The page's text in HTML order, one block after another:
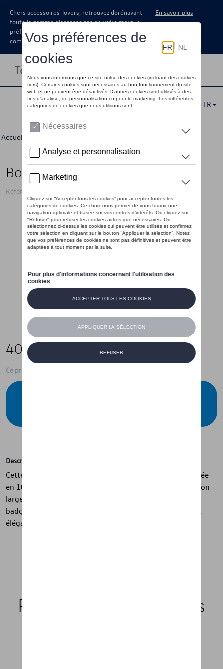
Chers accessoires-lovers, retrouvez dorénavant
toute la gamme d’accessoires de votre marque
préférée sous forme de catalogue à
commander auprès de votre concessionaire.
En savoir plus
Toggle navigation
FR
Accueil >Pour vous >"R" Collection >Accessoires > Détail
Bonnet VW avec logo « R », bleu
Référence: 3B4084303 287
40,00 €
Ce produit n'est actuellement pas de stock
Description
Cette bonnet bleue de la collection « R » est confectionnée
en 100 % laine et se distingue par sa texture côtelée et son
large revers pour un style chaleureux et confortable. Le
badge cousu avec logo R apporte une finition discrète et
élégante.
Produits recommandés